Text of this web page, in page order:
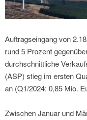
Auftragseingang von
rund 5 Prozent
durchschnittliche
(ASP) stieg im ersten
an (Q1/2024: 0,85 Mio.
Zwischen Januar und